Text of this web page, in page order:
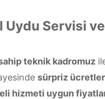
Servisi
teknik kadromuz
sürpriz
hizmeti uygun